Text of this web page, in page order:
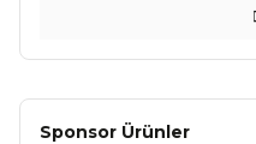
Sponsor Ürünler